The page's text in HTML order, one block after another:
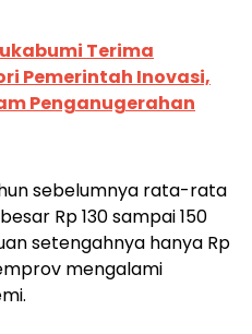
Terima
Pemerintah Inovasi,
Penganugerahan
sebelumnya rata-rata
Rp 130 sampai 150
setengahnya hanya Rp
mengalami